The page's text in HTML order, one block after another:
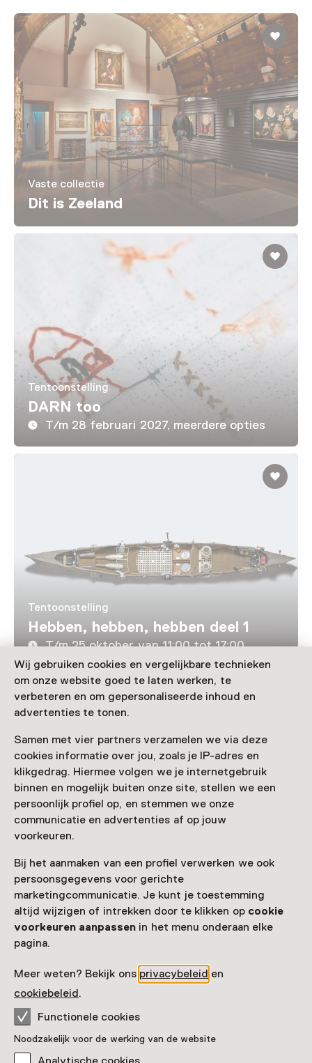
Wij gebruiken cookies en vergelijkbare technieken
om onze website goed te laten werken, te
verbeteren en om gepersonaliseerde inhoud en
advertenties te tonen.
Samen met vier partners verzamelen we via deze
cookies informatie over jou, zoals je IP-adres en
klikgedrag. Hiermee volgen we je internetgebruik
binnen en mogelijk buiten onze site, stellen we een
persoonlijk profiel op, en stemmen we onze
communicatie en advertenties af op jouw
voorkeuren.
Bij het aanmaken van een profiel verwerken we ook
persoonsgegevens voor gerichte
marketingcommunicatie. Je kunt je toestemming
altijd wijzigen of intrekken door te klikken op cookie
voorkeuren aanpassen in het menu onderaan elke
pagina.
Meer weten? Bekijk ons privacybeleid en
cookiebeleid.
Functionele cookies
Noodzakelijk voor de werking van de website
Vaste collectie
Dit is Zeeland
Tentoonstelling
DARN too
T/m 28 februari 2027, meerdere opties
Tentoonstelling
Hebben, hebben, hebben deel 1
T/m 25 oktober van 11:00 tot 17:00
Laad meer
Nog meer ontdekken